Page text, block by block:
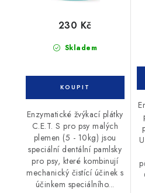
Skladem
230 Kč
Enzymatické žvýkací plátky
C.E.T. S pro psy malých
plemen (5 - 10kg) jsou
speciální dentální pamlsky
pro psy, které kombinují
mechanický čistící účinek s
účinkem speciálního...